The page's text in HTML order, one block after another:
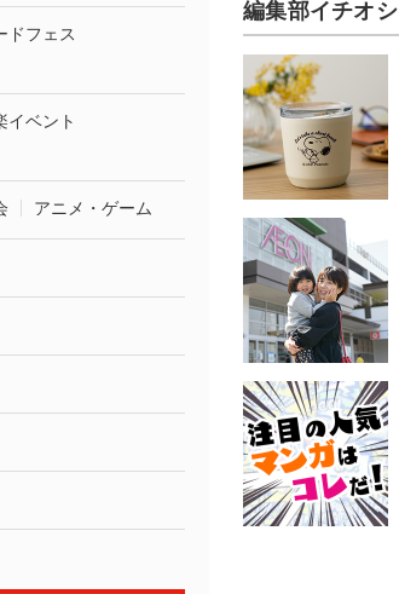
ドフェス
イベント
アニメ・ゲーム
編集部イチオシ